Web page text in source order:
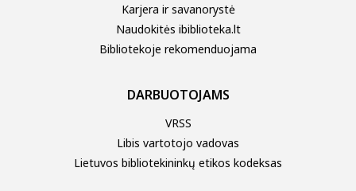
Karjera ir savanorystė
Naudokitės ibiblioteka.lt
Bibliotekoje rekomenduojama
DARBUOTOJAMS
VRSS
Libis vartotojo vadovas
Lietuvos bibliotekininkų etikos kodeksas